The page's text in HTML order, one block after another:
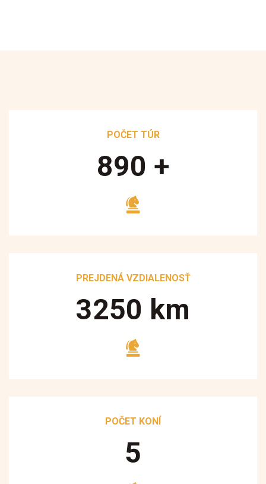
POČET TÚR
890 +
PREJDENÁ VZDIALENOSŤ
3250 km
POČET KONÍ
5